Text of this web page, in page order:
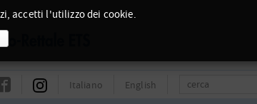
Italiano English
accetti l'utilizzo dei cookie.